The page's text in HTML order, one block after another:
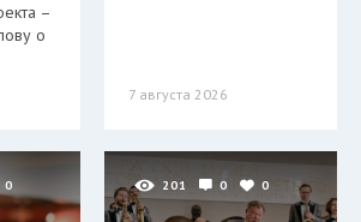
–
о
7 августа 2026
0 201 0 0